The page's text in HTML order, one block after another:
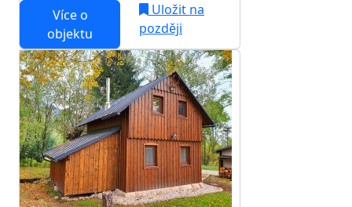
Více o
objektu
Uložit na
později